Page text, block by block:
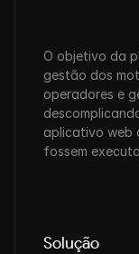
O objetivo da
gestão dos
operadores e
aplicativo web
fossem
Solução